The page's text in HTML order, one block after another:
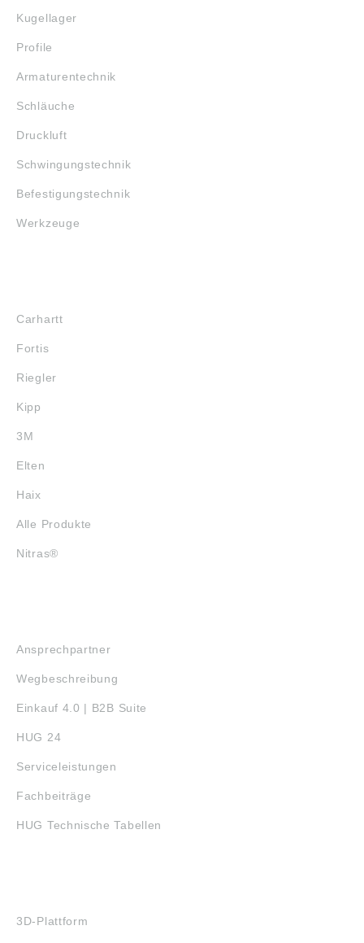
Kugellager
Profile
Armaturentechnik
Schläuche
Druckluft
Schwingungstechnik
Befestigungstechnik
Werkzeuge
Carhartt
Fortis
Riegler
Kipp
3M
Elten
Haix
Alle Produkte
Nitras®
Ansprechpartner
Wegbeschreibung
Einkauf 4.0 | B2B Suite
HUG 24
Serviceleistungen
Fachbeiträge
HUG Technische Tabellen
3D-Plattform